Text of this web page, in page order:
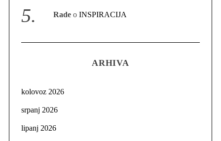
Rade oINSPIRACIJA
ARHIVA
kolovoz 2026
srpanj 2026
lipanj 2026